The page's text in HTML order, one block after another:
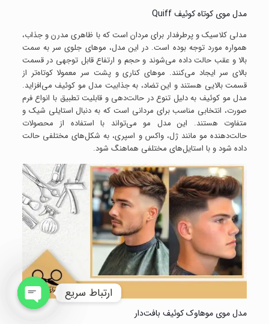
مدل موی کوتاه کوئیف Quiff
مدلی کلاسیک و پرطرفدار برای مردان است که با ظاهری مدرن و جذاب،
همواره مورد توجه بوده است. در این مدل، موهای جلوی سر به سمت
بالا و عقب حالت داده می‌شوند و حجم و ارتفاع قابل توجهی در قسمت
بالای سر ایجاد می‌کنند. موهای کناری و پشت سر معمولا کوتاه‌تر از
قسمت بالایی هستند و این تضاد، به جذابیت مدل مو کوئیف می‌افزاید.
مدل مو کوئیف به دلیل تنوع در حالت‌دهی و قابلیت تطبیق با انواع فرم
صورت، انتخابی مناسب برای مردانی است که به دنبال استایلی شیک و
متفاوت هستند. این مدل مو می‌تواند با استفاده از محصولات
حالت‌دهنده مو مانند ژل، واکس و اسپری، به شکل‌های مختلفی حالت
داده شود و با استایل‌های مختلفی هماهنگ شود.
مدل موی موهاوک کوئیف بافت‌دار
ارتباط سریع
Open